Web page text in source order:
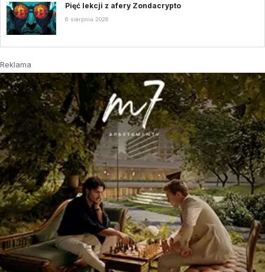
Pięć lekcji z afery Zondacrypto
6 sierpnia 2026
Reklama